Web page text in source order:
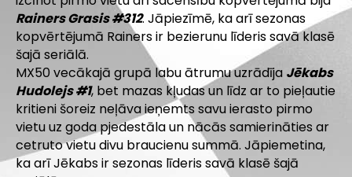
Rainers Grasis #312. Jāpiezīmē, ka arī sezonas
kopvērtējumā Rainers ir bezierunu līderis savā klasē
šajā seriālā.
MX50 vecākajā grupā labu ātrumu uzrādīja Jēkabs
Hudolejs #1, bet mazas kļudas un līdz ar to pieļautie
kritieni šoreiz neļāva ieņemts savu ierasto pirmo
vietu uz goda pjedestāla un nācās samierināties ar
cetruto vietu divu braucienu summā. Jāpiemetina,
ka arī Jēkabs ir sezonas līderis savā klasē šajā